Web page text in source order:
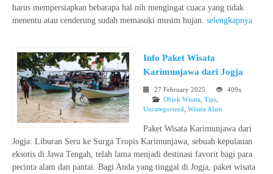
harus mempersiapkan bebarapa hal nih mengingat cuaca yang tidak
menentu atau cenderung sudah memasuki musim hujan. selengkapnya
Info Paket Wisata
Karimunjawa dari Jogja
27 February 2025
409x
Objek Wisata Tips
Uncategorized Wisata Alam
Paket Wisata Karimunjawa dari
Jogja: Liburan Seru ke Surga Tropis Karimunjawa, sebuah kepulauan
eksotis di Jawa Tengah, telah lama menjadi destinasi favorit bagi para
pecinta alam dan pantai. Bagi Anda yang tinggal di Jogja, paket wisata